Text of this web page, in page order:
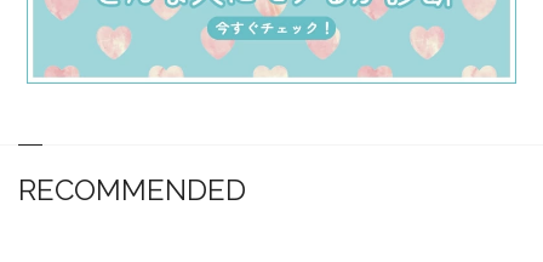
RECOMMENDED